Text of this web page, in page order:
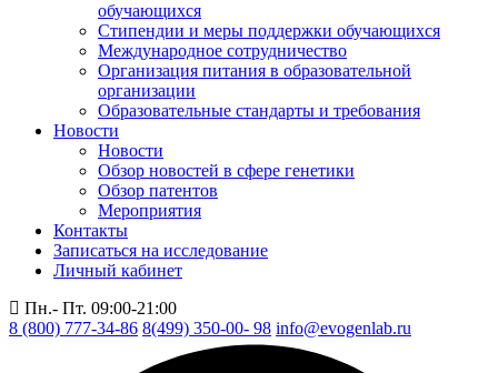
обучающихся
Стипендии и меры поддержки обучающихся
Международное сотрудничество
Организация питания в образовательной
организации
Образовательные стандарты и требования
Новости
Новости
Обзор новостей в сфере генетики
Обзор патентов
Мероприятия
Контакты
Записаться на исследование
Личный кабинет
Пн.- Пт. 09:00-21:00
8 (800) 777-34-86 8(499) 350-00- 98 info@evogenlab.ru